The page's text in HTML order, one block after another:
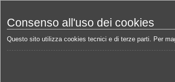
Consenso all'uso dei cookies
Questo sito utilizza cookies tecnici e di terze parti. Per
Home Campionati Inghilterra -